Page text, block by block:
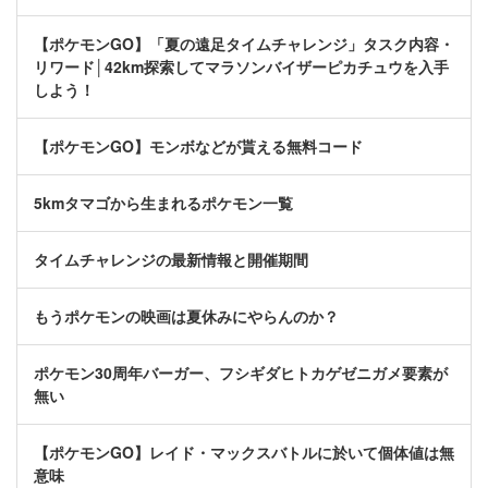
【ポケモンGO】「夏の遠足タイムチャレンジ」タスク内容・
リワード│42km探索してマラソンバイザーピカチュウを入手
しよう！
【ポケモンGO】モンボなどが貰える無料コード
5kmタマゴから生まれるポケモン一覧
タイムチャレンジの最新情報と開催期間
もうポケモンの映画は夏休みにやらんのか？
ポケモン30周年バーガー、フシギダヒトカゲゼニガメ要素が
無い
【ポケモンGO】レイド・マックスバトルに於いて個体値は無
意味